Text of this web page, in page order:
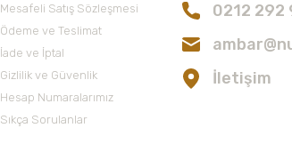
Mesafeli Satış Sözleşmesi
Ödeme ve Teslimat
İade ve İptal
Gizlilik ve Güvenlik
Hesap Numaralarımız
Sıkça Sorulanlar
0212 292
İletişim